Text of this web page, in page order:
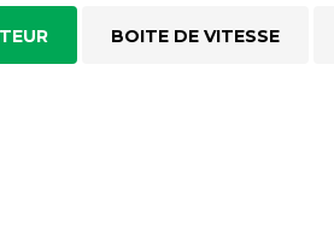
BOITE DE VITESSE